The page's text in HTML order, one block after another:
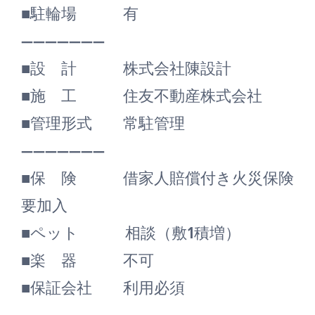
■駐輪場 有
―――――――
■設 計 株式会社陳設計
■施 工 住友不動産株式会社
■管理形式 常駐管理
―――――――
■保 険 借家人賠償付き火災保険
要加入
■ペット 相談（敷1積増）
■楽 器 不可
■保証会社 利用必須